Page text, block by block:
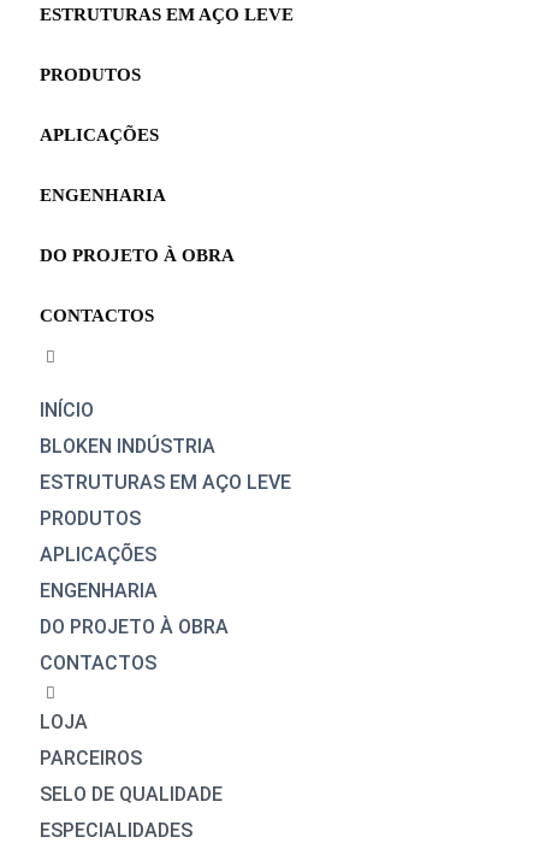
ESTRUTURAS EM AÇO LEVE
PRODUTOS
APLICAÇÕES
ENGENHARIA
DO PROJETO À OBRA
CONTACTOS
INÍCIO
BLOKEN INDÚSTRIA
ESTRUTURAS EM AÇO LEVE
PRODUTOS
APLICAÇÕES
ENGENHARIA
DO PROJETO À OBRA
CONTACTOS
LOJA
PARCEIROS
SELO DE QUALIDADE
ESPECIALIDADES